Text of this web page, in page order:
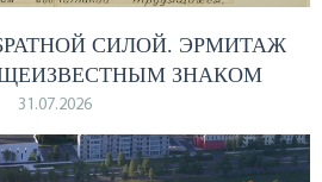
СИЛОЙ. ЭРМИТАЖ
ЗНАКОМ
31.07.2026